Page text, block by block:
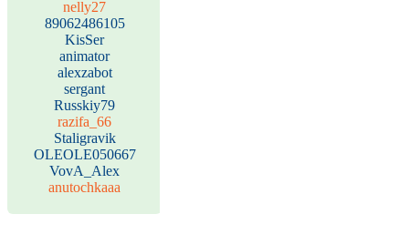
nelly27
89062486105
KisSer
animator
alexzabot
sergant
Russkiy79
razifa_66
Staligravik
OLEOLE050667
VovA_Alex
anutochkaaa